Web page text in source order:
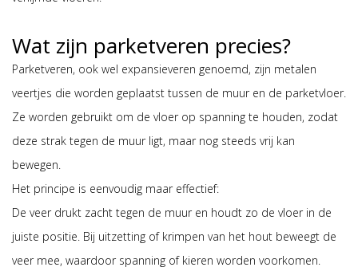
Wat zijn parketveren precies?
Parketveren, ook wel expansieveren genoemd, zijn metalen
veertjes die worden geplaatst tussen de muur en de parketvloer.
Ze worden gebruikt om de vloer op spanning te houden, zodat
deze strak tegen de muur ligt, maar nog steeds vrij kan
bewegen.
Het principe is eenvoudig maar effectief:
De veer drukt zacht tegen de muur en houdt zo de vloer in de
juiste positie. Bij uitzetting of krimpen van het hout beweegt de
veer mee, waardoor spanning of kieren worden voorkomen.